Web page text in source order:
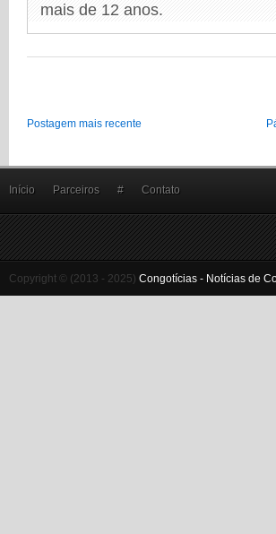
mais de 12 anos.
Postagem mais recente
Início Parceiros # Contato
Copyright © (2013 - 2025) Congotícias - Notícias de